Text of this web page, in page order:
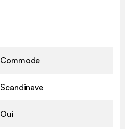
Commode
Scandinave
Oui